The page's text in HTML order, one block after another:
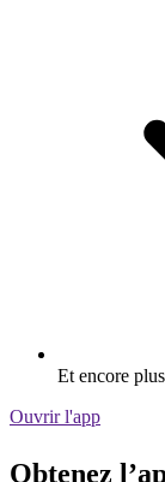
Et encore
Ouvrir l'app
Obtenez